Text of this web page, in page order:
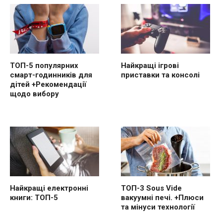
ТОП-5 популярних
смарт-годинників для
дітей +Рекомендації
щодо вибору
Найкращі ігрові
приставки та консолі
Найкращі електронні
книги: ТОП-5
ТОП-3 Sous Vide
вакуумні печі. +Плюси
та мінуси технології